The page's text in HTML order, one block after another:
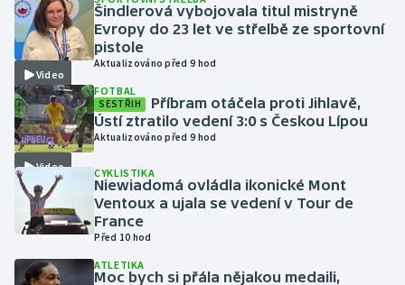
Krasobruslení
Lezení
Lyže a snowboard
Moderní pětiboj
Motorsport
Olympijské hry
Video
Šindlerová vybojovala titul mistryně
Evropy do 23 let ve střelbě ze sportovní
pistole
Aktualizováno před 9 hod
Video
FOTBAL
SESTŘIH
Příbram otáčela proti Jihlavě,
Ústí ztratilo vedení 3:0 s Českou Lípou
Aktualizováno před 9 hod
CYKLISTIKA
Niewiadomá ovládla ikonické Mont
Ventoux a ujala se vedení v Tour de
France
Před 10 hod
ATLETIKA
Moc bych si přála nějakou medaili,